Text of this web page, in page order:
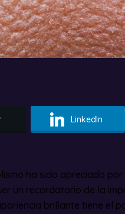
LinkedIn
ha sido apreciado
un recordatorio de la
brillante tiene el